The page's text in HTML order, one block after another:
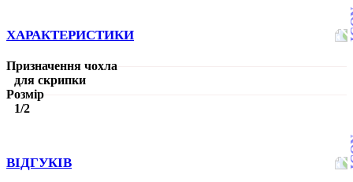
ХАРАКТЕРИСТИКИ
Призначення чохла
для скрипки
Розмір
1/2
ВІДГУКІВ